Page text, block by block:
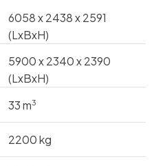
6058 x 2438 x 2591
(LxBxH)
​5900 x 2340 x 2390
(LxBxH)
​​33 m3
2200 kg